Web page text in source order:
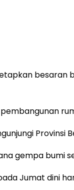
besaran
Provinsi
gempa bumi
Jumat dini